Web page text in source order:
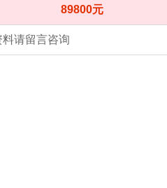
89800元
请留言咨询